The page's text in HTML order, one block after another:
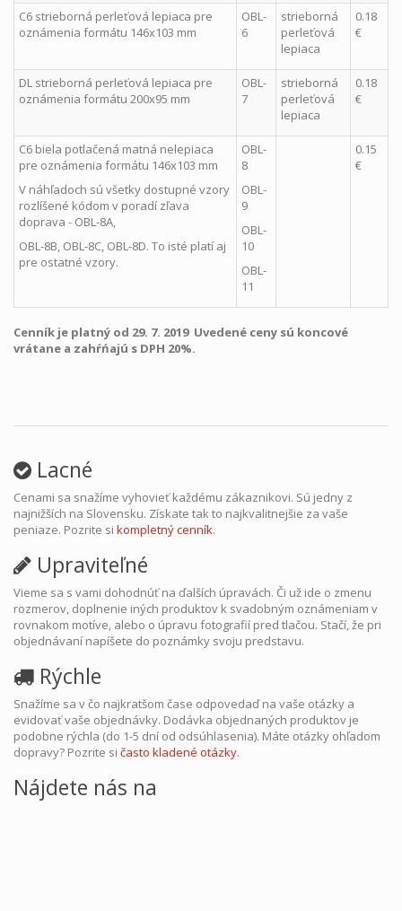
C6 strieborná perleťová lepiaca pre
oznámenia formátu 146x103 mm
OBL-
6
strieborná
perleťová
lepiaca
0.18
€
DL strieborná perleťová lepiaca pre
oznámenia formátu 200x95 mm
OBL-
7
strieborná
perleťová
lepiaca
0.18
€
C6 biela potlačená matná nelepiaca
pre oznámenia formátu 146x103 mm
V náhľadoch sú všetky dostupné vzory
rozlíšené kódom v poradí zľava
doprava - OBL-8A,
OBL-8B, OBL-8C, OBL-8D. To isté platí aj
pre ostatné vzory.
OBL-
8
OBL-
9
OBL-
10
OBL-
11
0.15
€
Cenník je platný od 29. 7. 2019 Uvedené ceny sú koncové
vrátane a zahŕńajú s DPH 20%.
Lacné
Cenami sa snažíme vyhovieť každému zákaznikovi. Sú jedny z
najnižších na Slovensku. Získate tak to najkvalitnejšie za vaše
peniaze. Pozrite si kompletný cenník.
Upraviteľné
Vieme sa s vami dohodnúť na ďalších úpravách. Či už ide o zmenu
rozmerov, doplnenie iných produktov k svadobným oznámeniam v
rovnakom motíve, alebo o úpravu fotografií pred tlačou. Stačí, že pri
objednávaní napíšete do poznámky svoju predstavu.
Rýchle
Snažíme sa v čo najkratšom čase odpovedaď na vaše otázky a
evidovať vaše objednávky. Dodávka objednaných produktov je
podobne rýchla (do 1-5 dní od odsúhlasenia). Máte otázky ohľadom
dopravy? Pozrite si často kladené otázky.
Nájdete nás na